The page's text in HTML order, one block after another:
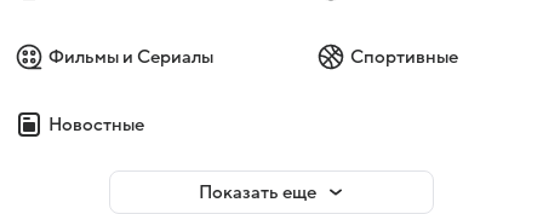
Фильмы и Сериалы Спортивные
Новостные
Показать еще